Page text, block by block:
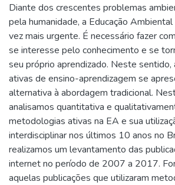
Diante dos crescentes problemas
pela humanidade, a Educação
vez mais urgente. É necessário fazer
se interesse pelo conhecimento e se
seu próprio aprendizado. Neste
ativas de ensino-aprendizagem se
alternativa à abordagem tradicional.
analisamos quantitativa e
metodologias ativas na EA e sua
interdisciplinar nos últimos 10 anos no
realizamos um levantamento das
internet no período de 2007 a 2017.
aquelas publicações que utilizaram